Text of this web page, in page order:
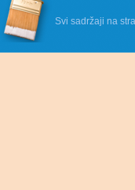
Svi sadržaji na